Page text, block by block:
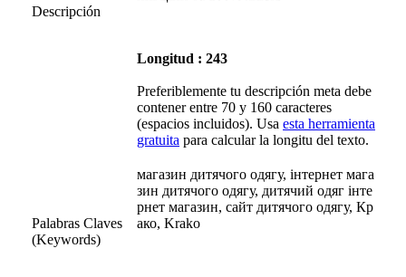
Descripción
Longitud : 243
Preferiblemente tu descripción meta debe
contener entre 70 y 160 caracteres
(espacios incluidos). Usa esta herramienta
gratuita para calcular la longitu del texto.
Palabras Claves
(Keywords)
магазин дитячого одягу, інтернет мага
зин дитячого одягу, дитячий одяг інте
рнет магазин, сайт дитячого одягу, Кр
ако, Krako